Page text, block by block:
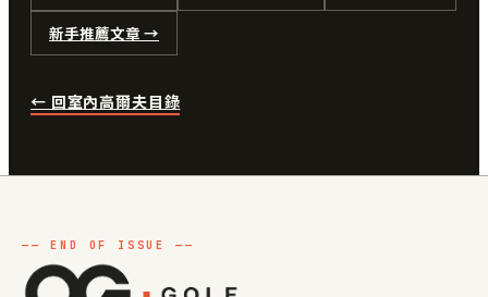
新手推薦文章 →
← 回室內高爾夫目錄